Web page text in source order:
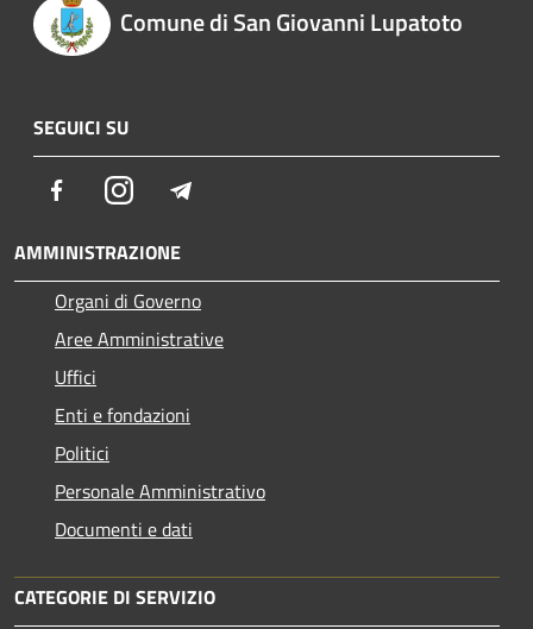
Comune di San Giovanni Lupatoto
SEGUICI SU
FacebookInstagram
AMMINISTRAZIONE
Organi di Governo
Aree Amministrative
Uffici
Enti e fondazioni
Politici
Personale Amministrativo
Documenti e dati
CATEGORIE DI SERVIZIO